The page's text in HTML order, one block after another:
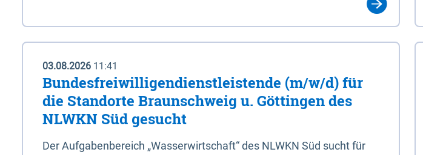
03.08.2026 11:41
Bundesfreiwilligendienstleistende (m/w/d) für
die Standorte Braunschweig u. Göttingen des
NLWKN Süd gesucht
Der Aufgabenbereich „Wasserwirtschaft“ des NLWKN Süd sucht für